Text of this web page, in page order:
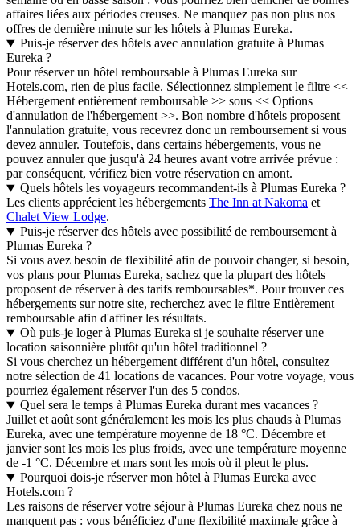
affaires liées aux périodes creuses. Ne manquez pas non plus nos
offres de dernière minute sur les hôtels à Plumas Eureka.
Puis-je réserver des hôtels avec annulation gratuite à Plumas
Eureka ?
Pour réserver un hôtel remboursable à Plumas Eureka sur
Hotels.com, rien de plus facile. Sélectionnez simplement le filtre <<
Hébergement entièrement remboursable >> sous << Options
d'annulation de l'hébergement >>. Bon nombre d'hôtels proposent
l'annulation gratuite, vous recevrez donc un remboursement si vous
devez annuler. Toutefois, dans certains hébergements, vous ne
pouvez annuler que jusqu'à 24 heures avant votre arrivée prévue :
par conséquent, vérifiez bien votre réservation en amont.
Quels hôtels les voyageurs recommandent-ils à Plumas Eureka ?
Les clients apprécient les hébergements The Inn at Nakoma et
Chalet View Lodge.
Puis-je réserver des hôtels avec possibilité de remboursement à
Plumas Eureka ?
Si vous avez besoin de flexibilité afin de pouvoir changer, si besoin,
vos plans pour Plumas Eureka, sachez que la plupart des hôtels
proposent de réserver à des tarifs remboursables*. Pour trouver ces
hébergements sur notre site, recherchez avec le filtre Entièrement
remboursable afin d'affiner les résultats.
Où puis-je loger à Plumas Eureka si je souhaite réserver une
location saisonnière plutôt qu'un hôtel traditionnel ?
Si vous cherchez un hébergement différent d'un hôtel, consultez
notre sélection de 41 locations de vacances. Pour votre voyage, vous
pourriez également réserver l'un des 5 condos.
Quel sera le temps à Plumas Eureka durant mes vacances ?
Juillet et août sont généralement les mois les plus chauds à Plumas
Eureka, avec une température moyenne de 18 °C. Décembre et
janvier sont les mois les plus froids, avec une température moyenne
de -1 °C. Décembre et mars sont les mois où il pleut le plus.
Pourquoi dois-je réserver mon hôtel à Plumas Eureka avec
Hotels.com ?
Les raisons de réserver votre séjour à Plumas Eureka chez nous ne
manquent pas : vous bénéficiez d'une flexibilité maximale grâce à